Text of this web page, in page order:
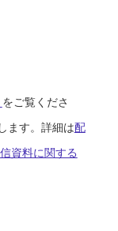
をご覧くださ
ます。詳細は配
資料に関する